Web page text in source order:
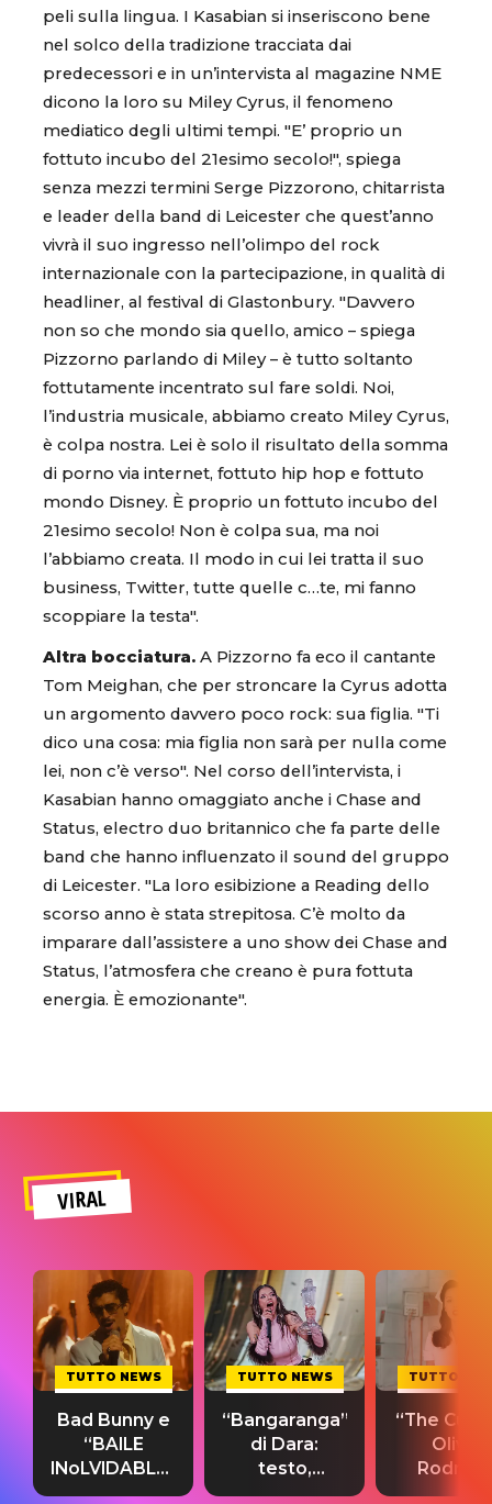
peli sulla lingua. I Kasabian si inseriscono bene
nel solco della tradizione tracciata dai
predecessori e in un’intervista al magazine NME
dicono la loro su Miley Cyrus, il fenomeno
mediatico degli ultimi tempi. "E’ proprio un
fottuto incubo del 21esimo secolo!", spiega
senza mezzi termini Serge Pizzorono, chitarrista
e leader della band di Leicester che quest’anno
vivrà il suo ingresso nell’olimpo del rock
internazionale con la partecipazione, in qualità di
headliner, al festival di Glastonbury. "Davvero
non so che mondo sia quello, amico – spiega
Pizzorno parlando di Miley – è tutto soltanto
fottutamente incentrato sul fare soldi. Noi,
l’industria musicale, abbiamo creato Miley Cyrus,
è colpa nostra. Lei è solo il risultato della somma
di porno via internet, fottuto hip hop e fottuto
mondo Disney. È proprio un fottuto incubo del
21esimo secolo! Non è colpa sua, ma noi
l’abbiamo creata. Il modo in cui lei tratta il suo
business, Twitter, tutte quelle c…te, mi fanno
scoppiare la testa".
Altra bocciatura. A Pizzorno fa eco il cantante
Tom Meighan, che per stroncare la Cyrus adotta
un argomento davvero poco rock: sua figlia. "Ti
dico una cosa: mia figlia non sarà per nulla come
lei, non c’è verso". Nel corso dell’intervista, i
Kasabian hanno omaggiato anche i Chase and
Status, electro duo britannico che fa parte delle
band che hanno influenzato il sound del gruppo
di Leicester. "La loro esibizione a Reading dello
scorso anno è stata strepitosa. C’è molto da
imparare dall’assistere a uno show dei Chase and
Status, l’atmosfera che creano è pura fottuta
energia. È emozionante".
VIRAL
TUTTO NEWS
Bad Bunny e
“BAILE
INoLVIDABLE”:
testo,
TUTTO NEWS
“Bangaranga”
di Dara:
testo,
traduzione e
TUTTO
“The
Olivia
testo,